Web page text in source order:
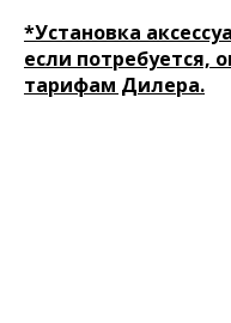
*Установка
если потребуется,
тарифам Дилера.